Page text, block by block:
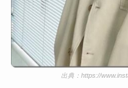
出典：https://